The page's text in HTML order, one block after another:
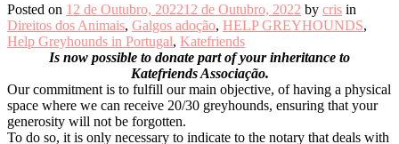
Posted on 12 de Outubro, 202212 de Outubro, 2022 by cris in
Direitos dos Animais, Galgos adoção, HELP GREYHOUNDS,
Help Greyhounds in Portugal, Katefriends
Is now possible to donate part of your inheritance to
Katefriends Associação.
Our commitment is to fulfill our main objective, of having a physical
space where we can receive 20/30 greyhounds, ensuring that your
generosity will not be forgotten.
To do so, it is only necessary to indicate to the notary that deals with